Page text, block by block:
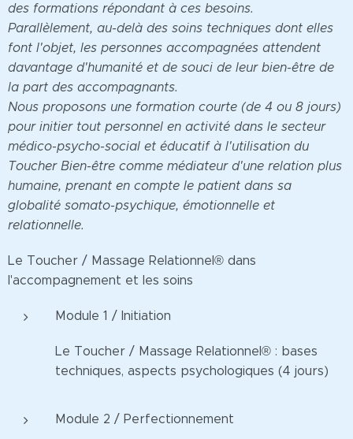
des formations répondant à ces besoins.
Parallèlement, au-delà des soins techniques dont elles
font l'objet, les personnes accompagnées attendent
davantage d'humanité et de souci de leur bien-être de
la part des accompagnants.
Nous proposons une formation courte (de 4 ou 8 jours)
pour initier tout personnel en activité dans le secteur
médico-psycho-social et éducatif à l'utilisation du
Toucher Bien-être comme médiateur d'une relation plus
humaine, prenant en compte le patient dans sa
globalité somato-psychique, émotionnelle et
relationnelle.
Le Toucher / Massage Relationnel® dans
l'accompagnement et les soins
Module 1 / Initiation
Le Toucher / Massage Relationnel® : bases
techniques, aspects psychologiques (4 jours)
Module 2 / Perfectionnement